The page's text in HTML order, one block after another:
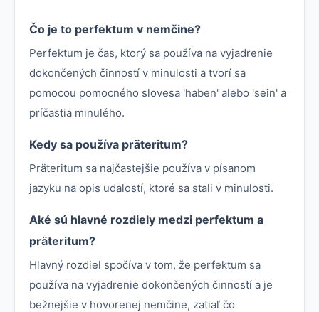
Čo je to perfektum v nemčine?
Perfektum je čas, ktorý sa používa na vyjadrenie
dokončených činností v minulosti a tvorí sa
pomocou pomocného slovesa 'haben' alebo 'sein' a
príčastia minulého.
Kedy sa používa präteritum?
Präteritum sa najčastejšie používa v písanom
jazyku na opis udalostí, ktoré sa stali v minulosti.
Aké sú hlavné rozdiely medzi perfektum a
präteritum?
Hlavný rozdiel spočíva v tom, že perfektum sa
používa na vyjadrenie dokončených činností a je
bežnejšie v hovorenej nemčine, zatiaľ čo